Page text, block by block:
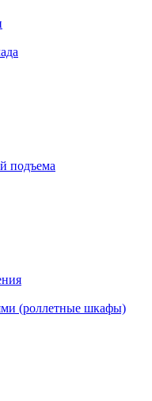
подъема
(роллетные шкафы)